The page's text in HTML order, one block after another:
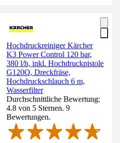
Hochdruckreiniger Kärcher
K3 Power Control 120 bar,
380 l/h, inkl. Hochdruckpistole
G120Q, Dreckfräse,
Hochdruckschlauch 6 m,
Wasserfilter
Durchschnittliche Bewertung:
4.8 von 5 Sternen. 9
Bewertungen.